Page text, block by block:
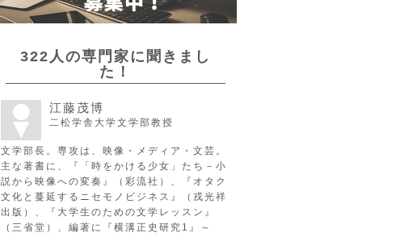
322人の専門家に聞きまし
た！
江藤茂博
二松学舎大学文学部教授
文学部長。専攻は、映像・メディア・文芸。
主な著書に、『「時をかける少女」たち－小
説から映像への変奏』（彩流社）、『オタク
文化と蔓延するニセモノビジネス』（戎光祥
出版）、『大学生のための文学レッスン』
（三省堂）、編著に『横溝正史研究1』～